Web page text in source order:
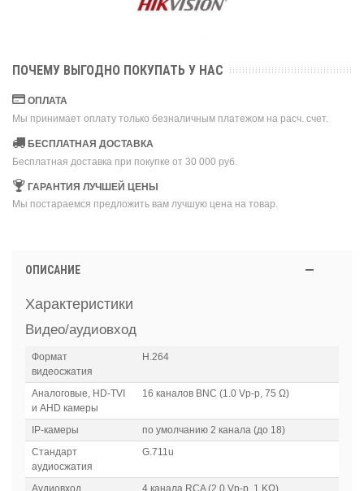
ПОЧЕМУ ВЫГОДНО ПОКУПАТЬ У НАС
ОПЛАТА
Мы принимает оплату только безналичным платежом на расч. счет.
БЕСПЛАТНАЯ ДОСТАВКА
Бесплатная доставка при покупке от 30 000 руб.
ГАРАНТИЯ ЛУЧШЕЙ ЦЕНЫ
Мы постараемся предложить вам лучшую цена на товар.
ОПИСАНИЕ
Характеристики
Видео/аудиовход
Формат
видеосжатия
H.264
Аналоговые, HD-TVI
и AHD камеры
16 каналов BNC (1.0 Vp-p, 75 Ω)
IP-камеры
по умолчанию 2 канала (до 18)
Стандарт
аудиосжатия
G.711u